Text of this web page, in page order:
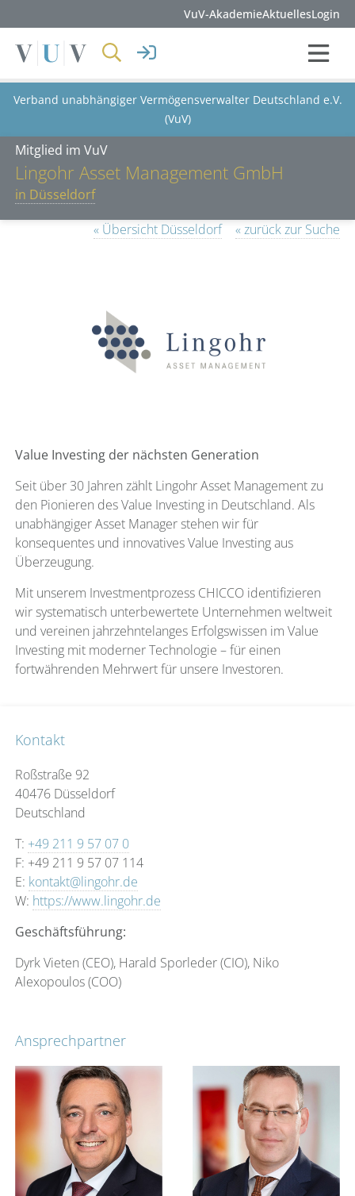
VuV-AkademieAktuellesLogin
Verband unabhängiger Vermögensverwalter Deutschland e.V.
(VuV)
Mitglied im VuV
Lingohr Asset Management GmbH
in Düsseldorf
« Übersicht Düsseldorf
« zurück zur Suche
Value Investing der nächsten Generation
Seit über 30 Jahren zählt Lingohr Asset Management zu
den Pionieren des Value Investing in Deutschland. Als
unabhängiger Asset Manager stehen wir für
konsequentes und innovatives Value Investing aus
Überzeugung.
Mit unserem Investmentprozess CHICCO identifizieren
wir systematisch unterbewertete Unternehmen weltweit
und vereinen jahrzehntelanges Erfolgswissen im Value
Investing mit moderner Technologie – für einen
fortwährenden Mehrwert für unsere Investoren.
Kontakt
Roßstraße 92
40476 Düsseldorf
Deutschland
T: +49 211 9 57 07 0
F: +49 211 9 57 07 114
E: kontakt@lingohr.de
W: https://www.lingohr.de
Geschäftsführung:
Dyrk Vieten (CEO), Harald Sporleder (CIO), Niko
Alexopoulos (COO)
Ansprechpartner